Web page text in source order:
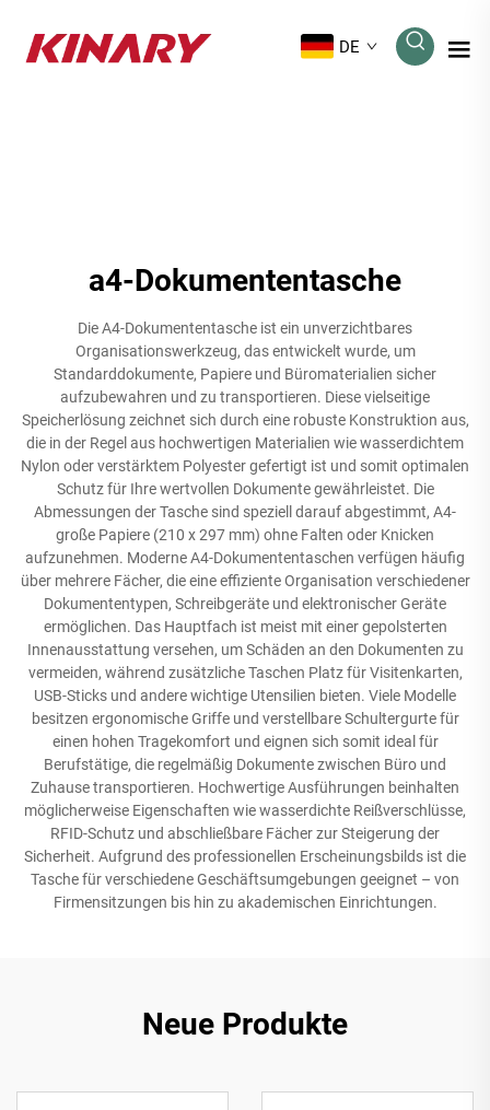
DE
a4-Dokumententasche
Die A4-Dokumententasche ist ein unverzichtbares
Organisationswerkzeug, das entwickelt wurde, um
Standarddokumente, Papiere und Büromaterialien sicher
aufzubewahren und zu transportieren. Diese vielseitige
Speicherlösung zeichnet sich durch eine robuste Konstruktion aus,
die in der Regel aus hochwertigen Materialien wie wasserdichtem
Nylon oder verstärktem Polyester gefertigt ist und somit optimalen
Schutz für Ihre wertvollen Dokumente gewährleistet. Die
Abmessungen der Tasche sind speziell darauf abgestimmt, A4-
große Papiere (210 x 297 mm) ohne Falten oder Knicken
aufzunehmen. Moderne A4-Dokumententaschen verfügen häufig
über mehrere Fächer, die eine effiziente Organisation verschiedener
Dokumententypen, Schreibgeräte und elektronischer Geräte
ermöglichen. Das Hauptfach ist meist mit einer gepolsterten
Innenausstattung versehen, um Schäden an den Dokumenten zu
vermeiden, während zusätzliche Taschen Platz für Visitenkarten,
USB-Sticks und andere wichtige Utensilien bieten. Viele Modelle
besitzen ergonomische Griffe und verstellbare Schultergurte für
einen hohen Tragekomfort und eignen sich somit ideal für
Berufstätige, die regelmäßig Dokumente zwischen Büro und
Zuhause transportieren. Hochwertige Ausführungen beinhalten
möglicherweise Eigenschaften wie wasserdichte Reißverschlüsse,
RFID-Schutz und abschließbare Fächer zur Steigerung der
Sicherheit. Aufgrund des professionellen Erscheinungsbilds ist die
Tasche für verschiedene Geschäftsumgebungen geeignet – von
Firmensitzungen bis hin zu akademischen Einrichtungen.
Neue Produkte